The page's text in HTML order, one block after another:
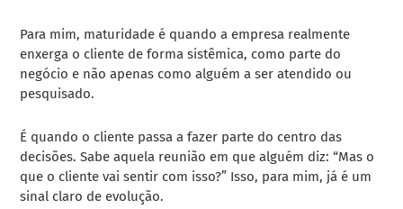
Para mim, maturidade é quando a empresa realmente
enxerga o cliente de forma sistêmica, como parte do
negócio e não apenas como alguém a ser atendido ou
pesquisado.
É quando o cliente passa a fazer parte do centro das
decisões. Sabe aquela reunião em que alguém diz: “Mas o
que o cliente vai sentir com isso?” Isso, para mim, já é um
sinal claro de evolução.